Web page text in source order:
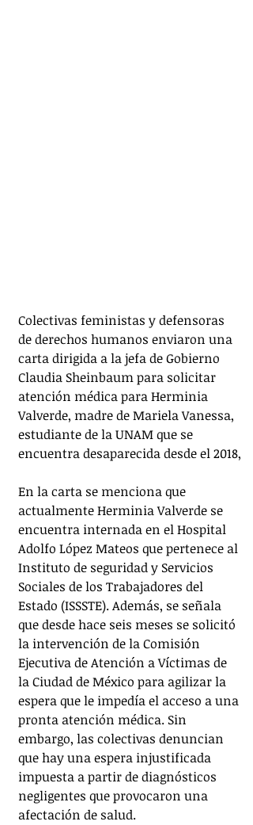
Colectivas feministas y defensoras
de derechos humanos enviaron una
carta dirigida a la jefa de Gobierno
Claudia Sheinbaum para solicitar
atención médica para Herminia
Valverde, madre de Mariela Vanessa,
estudiante de la UNAM que se
encuentra desaparecida desde el 2018,
En la carta se menciona que
actualmente Herminia Valverde se
encuentra internada en el Hospital
Adolfo López Mateos que pertenece al
Instituto de seguridad y Servicios
Sociales de los Trabajadores del
Estado (ISSSTE). Además, se señala
que desde hace seis meses se solicitó
la intervención de la Comisión
Ejecutiva de Atención a Víctimas de
la Ciudad de México para agilizar la
espera que le impedía el acceso a una
pronta atención médica. Sin
embargo, las colectivas denuncian
que hay una espera injustificada
impuesta a partir de diagnósticos
negligentes que provocaron una
afectación de salud.